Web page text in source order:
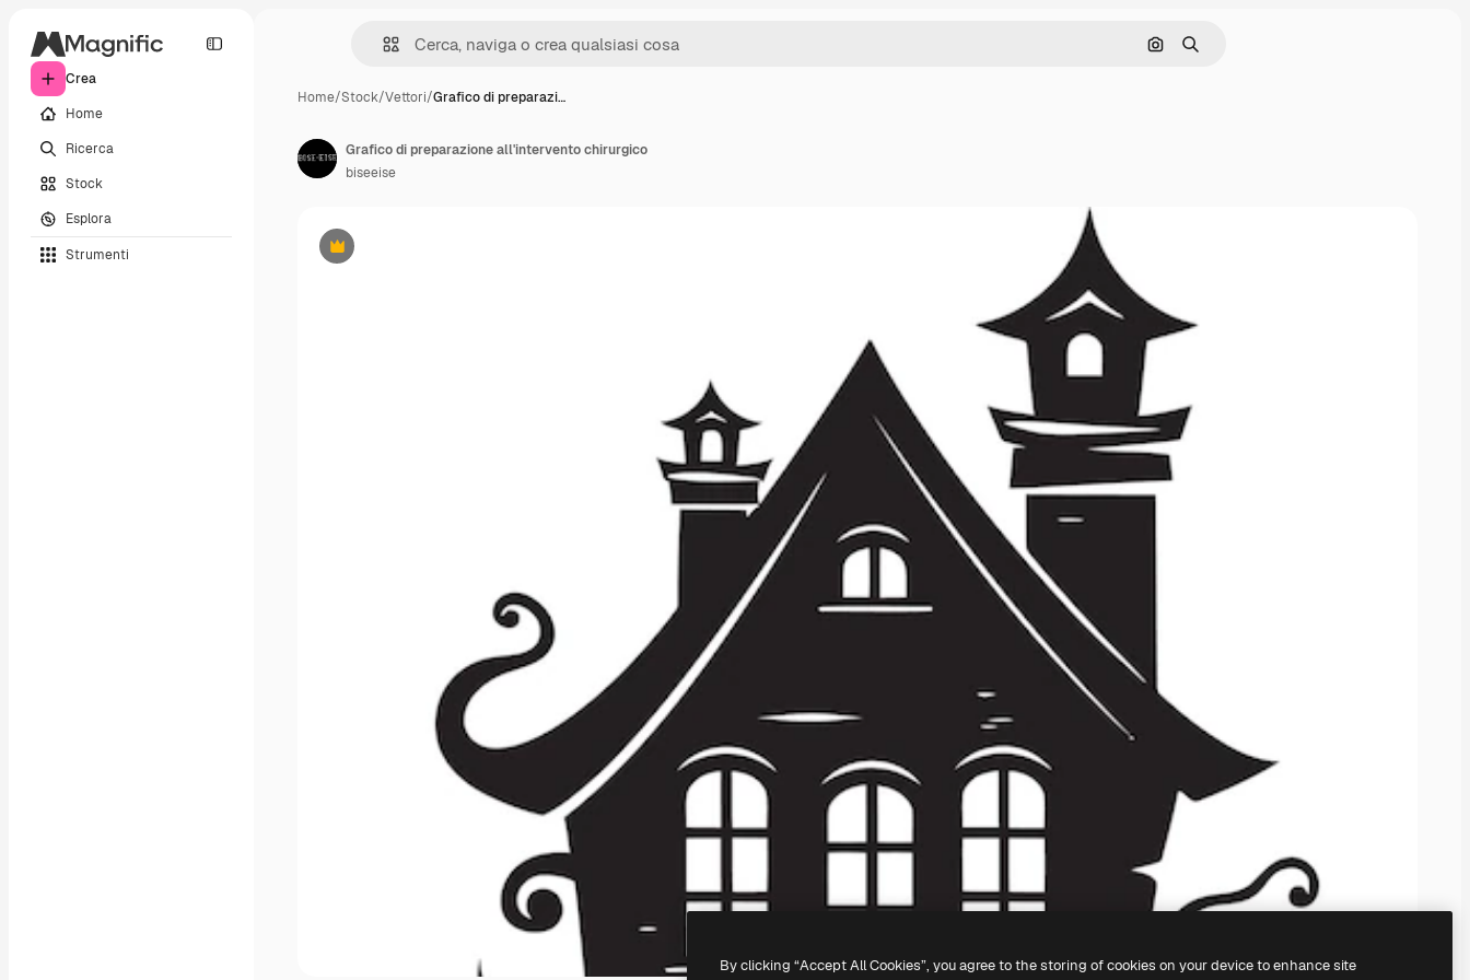
Crea
Home
Ricerca
Stock
Esplora
Strumenti
Cerca per immagine
Ricerca
Home/Stock/Vettori/Grafico di preparazi…
Premium
Grafico di preparazione all'intervento chirurgico
biseeise
By clicking “Accept All Cookies”, you agree to the storing of cookies on your device to enhance site